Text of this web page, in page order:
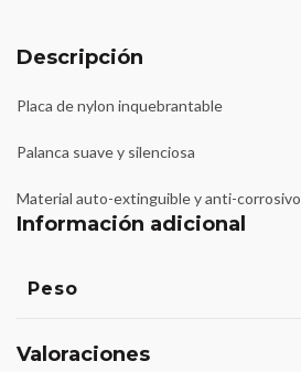
Descripción
Placa de nylon inquebrantable
Palanca suave y silenciosa
Material auto-extinguible y anti-corrosivo
Información adicional
Peso
Valoraciones